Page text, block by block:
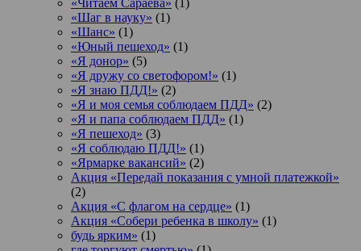
«Шаг в науку» (1)
«Шанс» (1)
«Юный пешеход» (1)
«Я донор» (5)
«Я дружу со светофором!» (1)
«Я знаю ПДД!» (2)
«Я и моя семья соблюдаем ПДД» (2)
«Я и папа соблюдаем ПДД» (1)
«Я пешеход» (3)
«Я соблюдаю ПДД!» (1)
«Ярмарке вакансий» (2)
Акция «Передай показания с умной платежкой»
(2)
Акция «С флагом на сердце» (1)
Акция «Собери ребенка в школу» (1)
будь ярким» (1)